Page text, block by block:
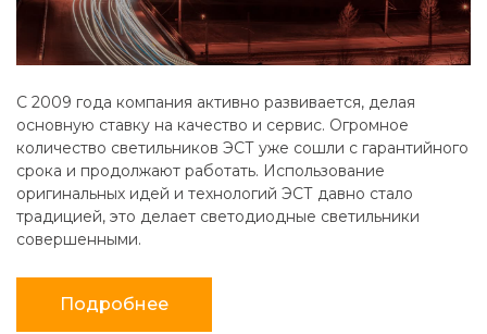
C 2009 года компания активно развивается, делая
основную ставку на качество и сервис. Огромное
количество светильников ЭСТ уже сошли с гарантийного
срока и продолжают работать. Использование
оригинальных идей и технологий ЭСТ давно стало
традицией, это делает светодиодные светильники
совершенными.
Подробнее